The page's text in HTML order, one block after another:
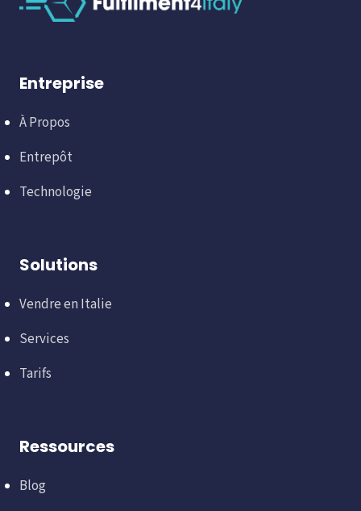
Entreprise
À Propos
Entrepôt
Technologie
Solutions
Vendre en Italie
Services
Tarifs
Ressources
Blog